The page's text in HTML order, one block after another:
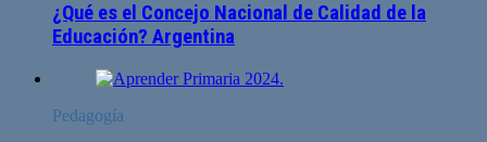
¿Qué es el Concejo Nacional de Calidad de la
Educación? Argentina
Pedagogía